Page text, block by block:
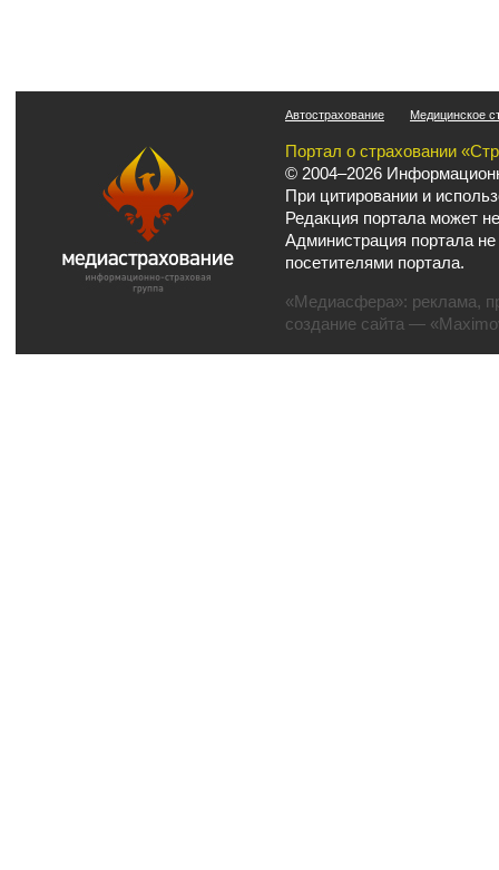
Автострахование Медицинское
Портал о страховании
© 2004–2026
При цитировании и
Редакция портала может
Администрация портала
посетителями портала.
«Медиасфера»: реклама,
создание сайта —